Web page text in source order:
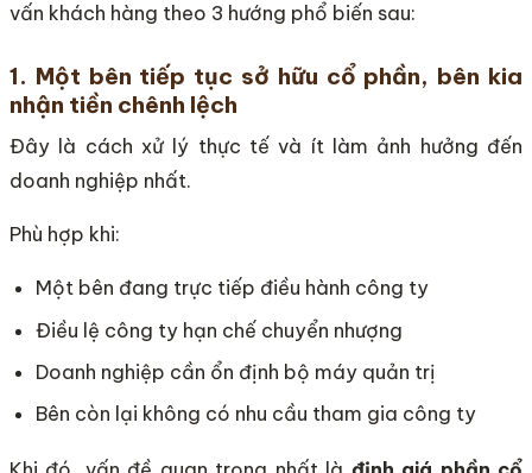
vấn khách hàng theo 3 hướng phổ biến sau:
1. Một bên tiếp tục sở hữu cổ phần, bên kia
nhận tiền chênh lệch
Đây là cách xử lý thực tế và ít làm ảnh hưởng đến
doanh nghiệp nhất.
Phù hợp khi:
Một bên đang trực tiếp điều hành công ty
Điều lệ công ty hạn chế chuyển nhượng
Doanh nghiệp cần ổn định bộ máy quản trị
Bên còn lại không có nhu cầu tham gia công ty